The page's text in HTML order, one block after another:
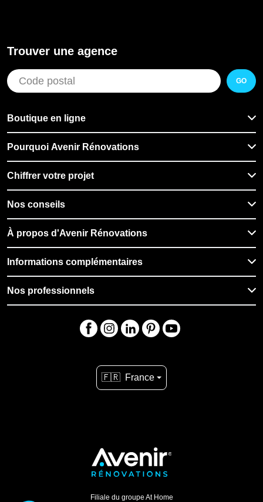
Trouver une agence
GO
Boutique en ligne
Pourquoi Avenir Rénovations
Chiffrer votre projet
Nos conseils
À propos d'Avenir Rénovations
Informations complémentaires
Nos professionnels
🇫🇷 France
Filiale du groupe At Home